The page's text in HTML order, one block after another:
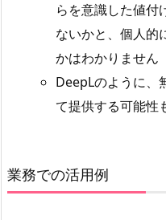
らを意識した値付
ないかと、個人的
かはわかりません
DeepLのように、
て提供する可能性
業務での活用例